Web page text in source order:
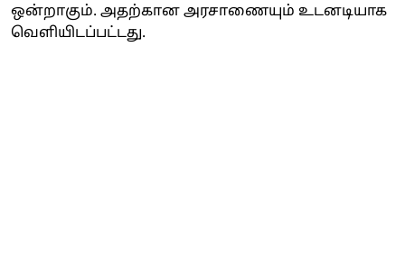
ஒன்றாகும். அதற்கான அரசாணையும் உடனடியாக
வெளியிடப்பட்டது.